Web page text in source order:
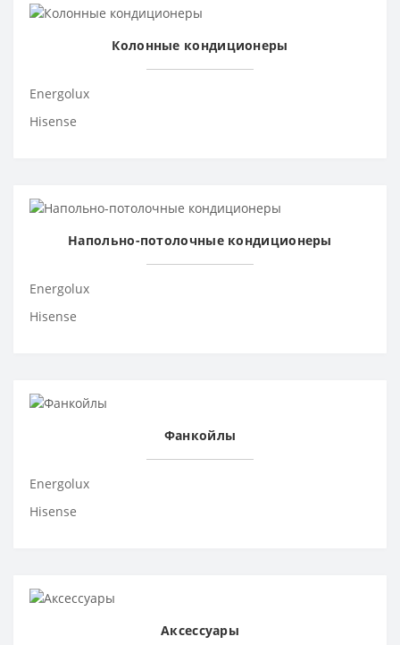
Колонные кондиционеры
Energolux
Hisense
Напольно-потолочные кондиционеры
Energolux
Hisense
Фанкойлы
Energolux
Hisense
Аксессуары